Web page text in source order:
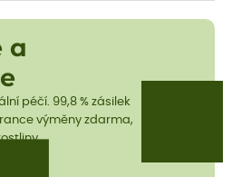
a
péčí. 99,8 % zásilek
výměny zdarma,